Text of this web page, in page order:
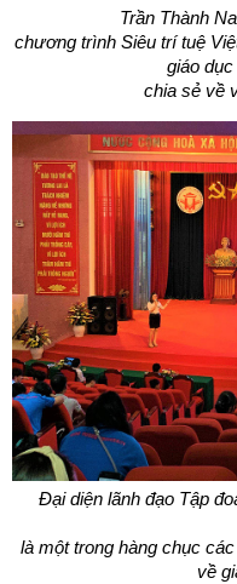
Trần Thành
chương trình Siêu trí tuệ
giáo
chia sẻ về
Đại diện lãnh đạo Tập
là một trong hàng chục
về